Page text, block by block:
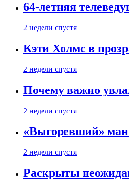
64-летняя
2 недели спустя
Кэти Холмс в
2 недели спустя
Почему важно
2 недели спустя
«Выгоревший»
2 недели спустя
Раскрыты